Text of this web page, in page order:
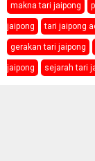
makna tari jaipong
jaipong tari jaipong
gerakan tari jaipong
jaipong sejarah tari